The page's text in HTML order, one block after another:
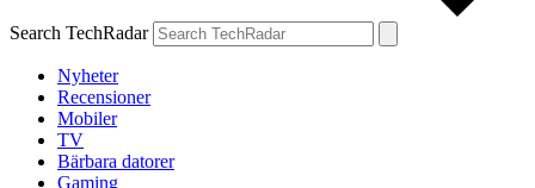
Search TechRadar
Nyheter
Recensioner
Mobiler
TV
Bärbara datorer
Gaming